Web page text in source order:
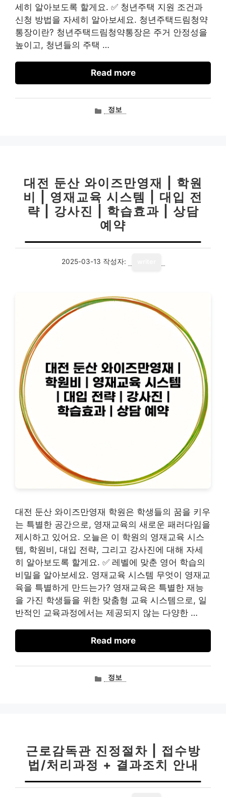
세히 알아보도록 할게요. ✅ 청년주택 지원 조건과
신청 방법을 자세히 알아보세요. 청년주택드림청약
통장이란? 청년주택드림청약통장은 주거 안정성을
높이고, 청년들의 주택 …
Read more
카정보
대전 둔산 와이즈만영재 | 학원
비 | 영재교육 시스템 | 대입 전
략 | 강사진 | 학습효과 | 상담
예약
2025-03-13 작성자:
대전 둔산 와이즈만영재 학원은 학생들의 꿈을 키우
는 특별한 공간으로, 영재교육의 새로운 패러다임을
제시하고 있어요. 오늘은 이 학원의 영재교육 시스
템, 학원비, 대입 전략, 그리고 강사진에 대해 자세
히 알아보도록 할게요. ✅ 레벨에 맞춘 영어 학습의
비밀을 알아보세요. 영재교육 시스템 무엇이 영재교
육을 특별하게 만드는가? 영재교육은 특별한 재능
을 가진 학생들을 위한 맞춤형 교육 시스템으로, 일
반적인 교육과정에서는 제공되지 않는 다양한 …
Read more
카정보
근로감독관 진정절차 | 접수방
법/처리과정 + 결과조치 안내